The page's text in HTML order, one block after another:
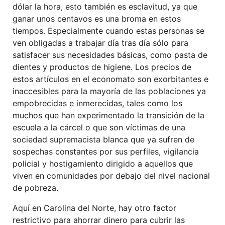
dólar la hora, esto también es esclavitud, ya que
ganar unos centavos es una broma en estos
tiempos. Especialmente cuando estas personas se
ven obligadas a trabajar día tras día sólo para
satisfacer sus necesidades básicas, como pasta de
dientes y productos de higiene. Los precios de
estos artículos en el economato son exorbitantes e
inaccesibles para la mayoría de las poblaciones ya
empobrecidas e inmerecidas, tales como los
muchos que han experimentado la transición de la
escuela a la cárcel o que son víctimas de una
sociedad supremacista blanca que ya sufren de
sospechas constantes por sus perfiles, vigilancia
policial y hostigamiento dirigido a aquellos que
viven en comunidades por debajo del nivel nacional
de pobreza.
Aquí en Carolina del Norte, hay otro factor
restrictivo para ahorrar dinero para cubrir las